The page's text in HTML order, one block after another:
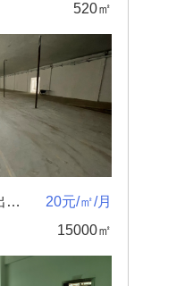
520㎡
观澜君子布厂房出租！！！
20元/㎡/月
15000㎡